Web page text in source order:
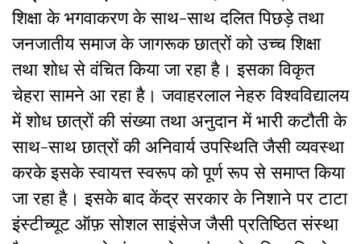
शिक्षा के भगवाकरण के साथ-साथ दलित पिछड़े तथा
जनजातीय समाज के जागरूक छात्रों को उच्च शिक्षा
तथा शोध से वंचित किया जा रहा है। इसका विकृत
चेहरा सामने आ रहा है। जवाहरलाल नेहरु विश्वविद्यालय
में शोध छात्रों की संख्या तथा अनुदान में भारी कटौती के
साथ-साथ छात्रों की अनिवार्य उपस्थिति जैसी व्यवस्था
करके इसके स्वायत्त स्वरूप को पूर्ण रूप से समाप्त किया
जा रहा है। इसके बाद केंद्र सरकार के निशाने पर टाटा
इंस्टीच्यूट ऑफ़ सोशल साइंसेज जैसी प्रतिष्ठित संस्था